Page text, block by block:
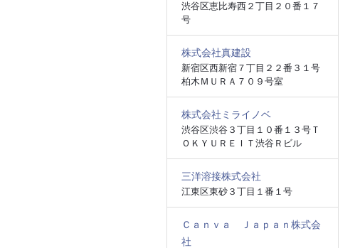
渋谷区恵比寿西２丁目２０番１７
号
株式会社真建設
新宿区西新宿７丁目２２番３１号
柏木ＭＵＲＡ７０９号室
株式会社ミライノベ
渋谷区渋谷３丁目１０番１３号Ｔ
ＯＫＹＵＲＥＩＴ渋谷Ｒビル
三洋溶接株式会社
江東区東砂３丁目１番１号
Ｃａｎｖａ Ｊａｐａｎ株式会
社